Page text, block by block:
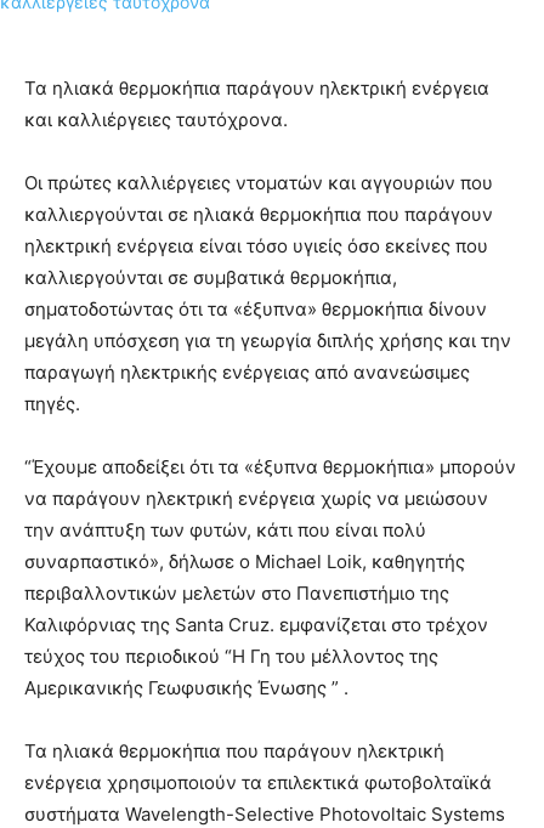
Τα ηλιακά θερμοκήπια παράγουν ηλεκτρική ενέργεια
και καλλιέργειες ταυτόχρονα.
Οι πρώτες καλλιέργειες ντοματών και αγγουριών που
καλλιεργούνται σε ηλιακά θερμοκήπια που παράγουν
ηλεκτρική ενέργεια είναι τόσο υγιείς όσο εκείνες που
καλλιεργούνται σε συμβατικά θερμοκήπια,
σηματοδοτώντας ότι τα «έξυπνα» θερμοκήπια δίνουν
μεγάλη υπόσχεση για τη γεωργία διπλής χρήσης και την
παραγωγή ηλεκτρικής ενέργειας από ανανεώσιμες
πηγές.
“Έχουμε αποδείξει ότι τα «έξυπνα θερμοκήπια» μπορούν
να παράγουν ηλεκτρική ενέργεια χωρίς να μειώσουν
την ανάπτυξη των φυτών, κάτι που είναι πολύ
συναρπαστικό», δήλωσε ο Michael Loik, καθηγητής
περιβαλλοντικών μελετών στο Πανεπιστήμιο της
Καλιφόρνιας της Santa Cruz. εμφανίζεται στο τρέχον
τεύχος του περιοδικού “Η Γη του μέλλοντος της
Αμερικανικής Γεωφυσικής Ένωσης ” .
Τα ηλιακά θερμοκήπια που παράγουν ηλεκτρική
ενέργεια χρησιμοποιούν τα επιλεκτικά φωτοβολταϊκά
συστήματα Wavelength-Selective Photovoltaic Systems